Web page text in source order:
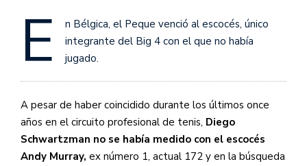
E
n Bélgica, el Peque venció al escocés, único
integrante del Big 4 con el que no había
jugado.
A pesar de haber coincidido durante los últimos once
años en el circuito profesional de tenis, Diego
Schwartzman no se había medido con el escocés
Andy Murray, ex número 1, actual 172 y en la búsqueda